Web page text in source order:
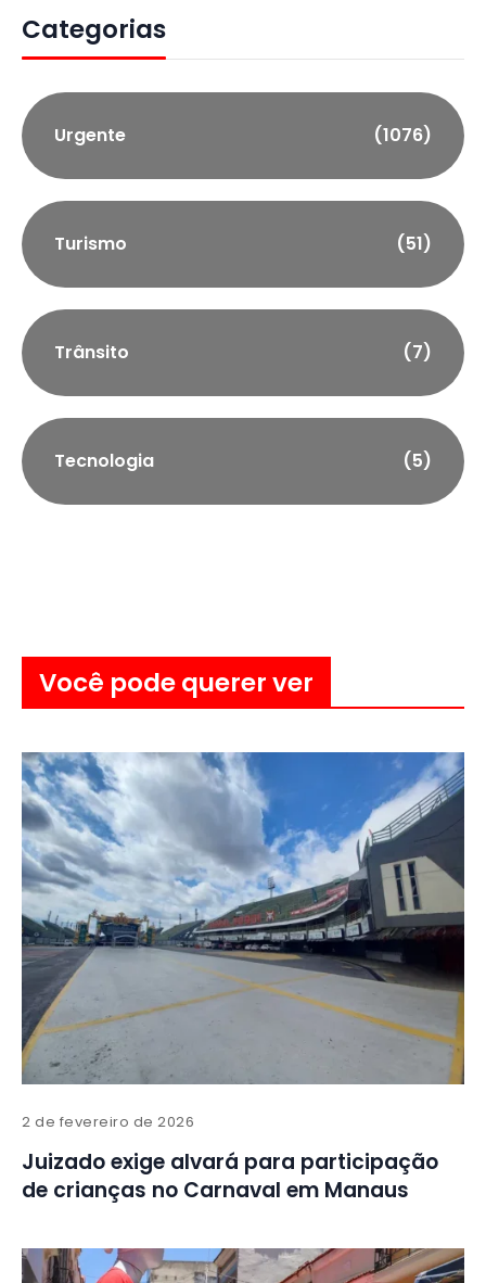
Categorias
Urgente (1076)
Turismo (51)
Trânsito (7)
Tecnologia (5)
Você pode querer ver
2 de fevereiro de 2026
Juizado exige alvará para participação
de crianças no Carnaval em Manaus